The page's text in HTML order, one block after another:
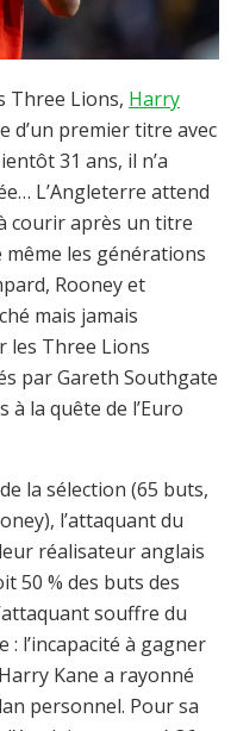
Three Lions, Harry
d’un premier titre avec
31 ans, il n’a
L’Angleterre attend
courir après un titre
les générations
Rooney et
mais jamais
les Three Lions
par Gareth Southgate
la quête de l’Euro
la sélection (65 buts,
l’attaquant du
réalisateur anglais
50 % des buts des
souffre du
l’incapacité à gagner
Kane a rayonné
personnel. Pour sa